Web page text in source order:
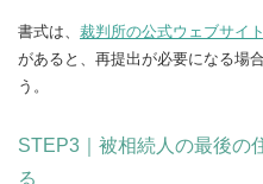
書式は、 裁判所の公式ウェブサイト
があると、再提出が必要になる場
う。
STEP3｜被相続人の最後の
る